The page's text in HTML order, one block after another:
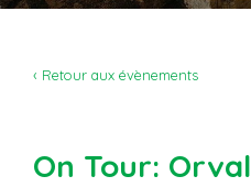
‹ Retour aux évènements
On Tour: Orval